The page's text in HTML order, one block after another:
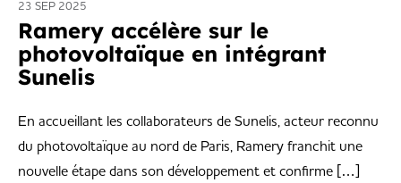
23 SEP 2025
Ramery accélère sur le
photovoltaïque en intégrant
Sunelis
En accueillant les collaborateurs de Sunelis, acteur reconnu
du photovoltaïque au nord de Paris, Ramery franchit une
nouvelle étape dans son développement et confirme […]